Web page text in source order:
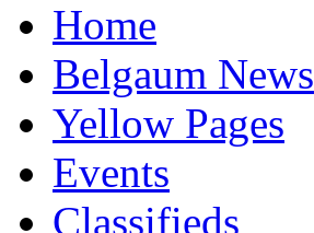
Home
Belgaum News
Yellow Pages
Events
Classifieds